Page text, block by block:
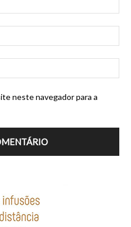
neste navegador para a